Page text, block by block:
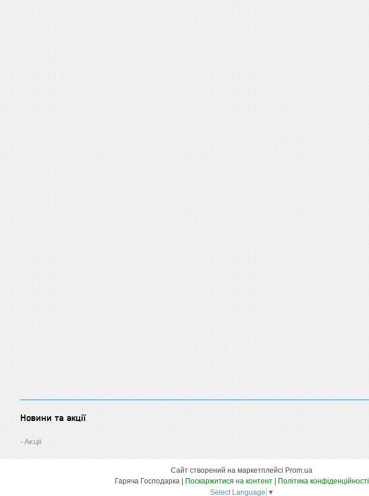
Новини та акції
Акції
Сайт створений на маркетплейсі Prom.ua
Поскаржитися на контент
Політика конфіденційності
Select Language ▼